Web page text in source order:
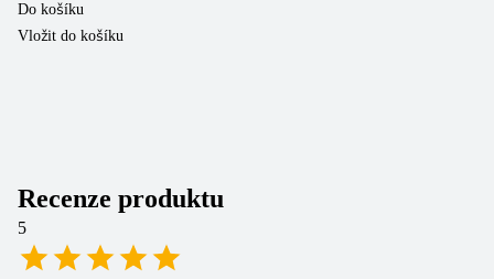
Do košíku
Vložit do košíku
Recenze produktu
5